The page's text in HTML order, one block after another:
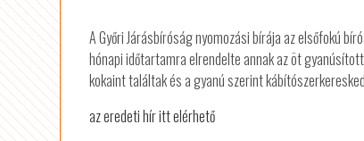
A Győri Járásbíróság nyomozási bírája az elsőfokú
hónapi időtartamra elrendelte annak az öt
kokaint találtak és a gyanú szerint
az eredeti hír itt elérhető